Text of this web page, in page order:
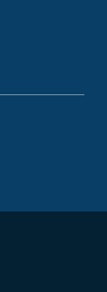
Milanese